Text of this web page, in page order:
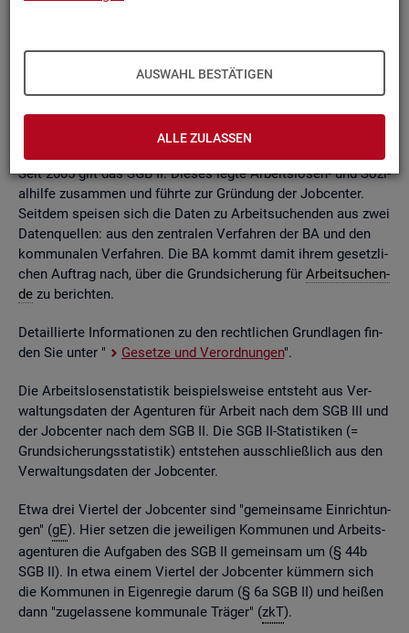
AUSWAHL BESTÄTIGEN
ALLE ZULASSEN
Grund­la­ge kön­nen Be­stän­de, Zu- und Ab­gän­ge,Dau­ern, Leis­
tungs­hö­hen und viele an­de­re sta­tis­ti­sche Mess­grö­ßen er­mit­
telt wer­den. Die Werte lie­gen re­gio­nal tief ge­glie­dert und
nach viel­fäl­ti­gen so­zio­de­mo­gra­fi­schen und er­werbs­bio­gra­fi­
Seit 2005 gilt das SGB II. Die­ses legte Ar­beits­lo­sen- und So­zi­
al­hil­fe zu­sam­men und führ­te zur Grün­dung der Job­cen­ter.
Seit­dem spei­sen sich die Daten zu Ar­beit­su­chen­den aus zwei
Da­ten­quel­len: aus den zen­tra­len Ver­fah­ren der BA und den
kom­mu­na­len Ver­fah­ren. Die BA kommt damit ihrem ge­setz­li­
chen Auf­trag nach, über die Grund­si­che­rung für Ar­beit­su­chen­
de zu be­rich­ten.
De­tail­lier­te In­for­ma­tio­nen zu den recht­li­chen Grund­la­gen fin­
den Sie unter "
Ge­set­ze und Ver­ord­nun­gen".
Die Ar­beits­lo­sen­sta­tis­tik bei­spiels­wei­se ent­steht aus Ver­
wal­tungs­da­ten der Agen­tu­ren für Ar­beit nach dem SGB III und
der Job­cen­ter nach dem SGB II. Die SGB II-Sta­tis­ti­ken (=
Grund­si­che­rungs­sta­tis­tik) ent­ste­hen aus­schlie­ß­lich aus den
Ver­wal­tungs­da­ten der Job­cen­ter.
Etwa drei Vier­tel der Job­cen­ter sind "ge­mein­sa­me Ein­rich­tun­
gen" (gE). Hier set­zen die je­wei­li­gen Kom­mu­nen und Ar­beits­
agen­tu­ren die Auf­ga­ben des SGB II ge­mein­sam um (§ 44b
SGB II). In etwa einem Vier­tel der Job­cen­ter küm­mern sich
die Kom­mu­nen in Ei­gen­re­gie darum (§ 6a SGB II) und hei­ßen
dann "zu­ge­las­se­ne kom­mu­na­le Trä­ger" (zkT).